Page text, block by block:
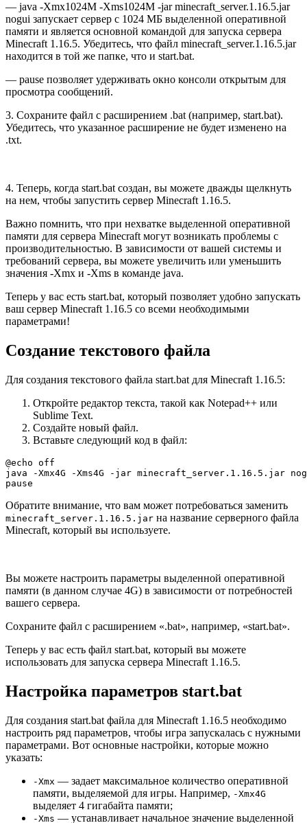
— java -Xmx1024M -Xms1024M -jar minecraft_server.1.16.5.jar
nogui запускает сервер с 1024 МБ выделенной оперативной
памяти и является основной командой для запуска сервера
Minecraft 1.16.5. Убедитесь, что файл minecraft_server.1.16.5.jar
находится в той же папке, что и start.bat.
— pause позволяет удерживать окно консоли открытым для
просмотра сообщений.
3. Сохраните файл с расширением .bat (например, start.bat).
Убедитесь, что указанное расширение не будет изменено на
.txt.
4. Теперь, когда start.bat создан, вы можете дважды щелкнуть
на нем, чтобы запустить сервер Minecraft 1.16.5.
Важно помнить, что при нехватке выделенной оперативной
памяти для сервера Minecraft могут возникать проблемы с
производительностью. В зависимости от вашей системы и
требований сервера, вы можете увеличить или уменьшить
значения -Xmx и -Xms в команде java.
Теперь у вас есть start.bat, который позволяет удобно запускать
ваш сервер Minecraft 1.16.5 со всеми необходимыми
параметрами!
Создание текстового файла
Для создания текстового файла start.bat для Minecraft 1.16.5:
Откройте редактор текста, такой как Notepad++ или
Sublime Text.
Создайте новый файл.
Вставьте следующий код в файл:
@echo off
java -Xmx4G -Xms4G -jar minecraft_server.1.16.5.jar
pause
Обратите внимание, что вам может потребоваться заменить
minecraft_server.1.16.5.jar на название серверного файла
Minecraft, который вы используете.
Вы можете настроить параметры выделенной оперативной
памяти (в данном случае 4G) в зависимости от потребностей
вашего сервера.
Сохраните файл с расширением «.bat», например, «start.bat».
Теперь у вас есть файл start.bat, который вы можете
использовать для запуска сервера Minecraft 1.16.5.
Настройка параметров start.bat
Для создания start.bat файла для Minecraft 1.16.5 необходимо
настроить ряд параметров, чтобы игра запускалась с нужными
параметрами. Вот основные настройки, которые можно
указать:
-Xmx — задает максимальное количество оперативной
памяти, выделяемой для игры. Например, -Xmx4G
выделяет 4 гигабайта памяти;
-Xms — устанавливает начальное значение выделенной